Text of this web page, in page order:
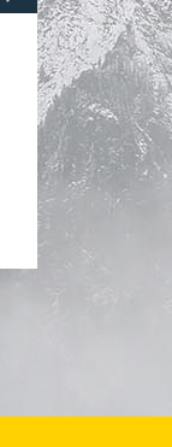
Skladem,
SRB
next